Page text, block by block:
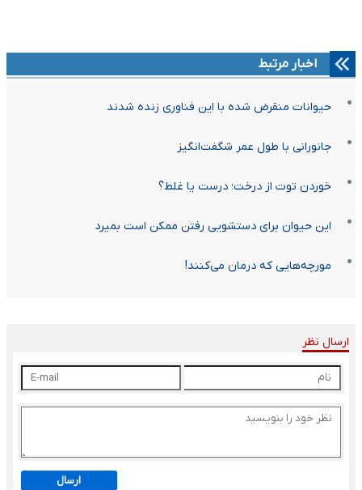
اخبار مرتبط
حیوانات منقرض شده با این فناوری زنده شدند
جانورانی با طول عمر شگفت‌انگیز
خوردن توت از درخت؛ درست یا غلط؟
این حیوان برای دستشویی رفتن ممکن است بمیرد
مورچه‌هایی که درمان می‌کنند!
ارسال نظر
ارسال